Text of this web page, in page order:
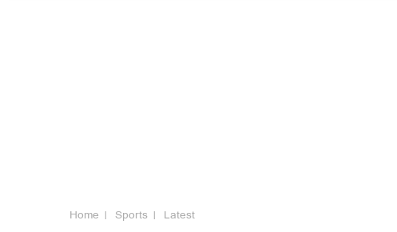
Home Sports Latest